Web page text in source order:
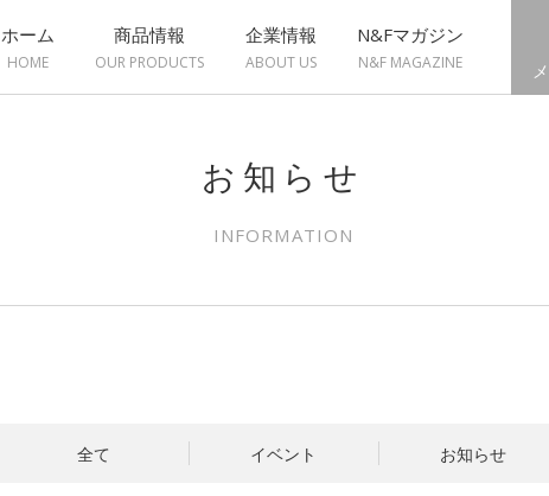
ホーム
HOME
商品情報
OUR PRODUCTS
企業情報
ABOUT US
N&Fマガジン
N&F MAGAZINE
お知らせ
INFORMATION
全て イベント お知らせ